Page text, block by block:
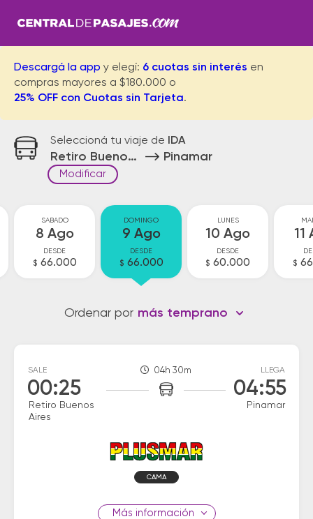
Descargá la app y elegí: 6 cuotas sin interés en
compras mayores a $180.000 o
25% OFF con Cuotas sin Tarjeta.
Seleccioná tu viaje de IDA
Retiro Buenos Aires Pinamar
Modificar
SABADO
8 Ago
DESDE
$ 66.000
DOMINGO
9 Ago
DESDE
$ 66.000
LUNES
10 Ago
DESDE
$ 60.000
11
$
Ordenar por más temprano
SALE
00:25
Retiro Buenos
Aires
04h 30m LLEGA
04:55
Pinamar
CAMA
información